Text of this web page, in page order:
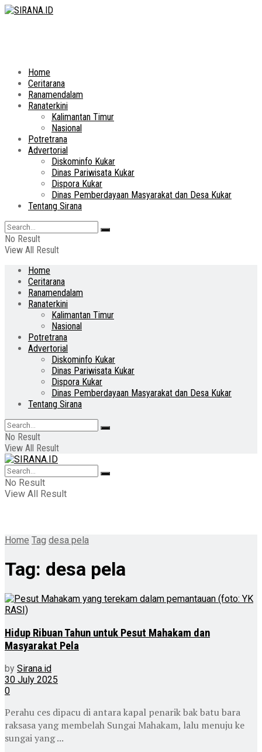
Home
Ceritarana
Ranamendalam
Ranaterkini
Kalimantan Timur
Nasional
Potretrana
Advertorial
Diskominfo Kukar
Dinas Pariwisata Kukar
Dispora Kukar
Dinas Pemberdayaan Masyarakat dan Desa Kukar
Tentang Sirana
No Result
View All Result
Home
Ceritarana
Ranamendalam
Ranaterkini
Kalimantan Timur
Nasional
Potretrana
Advertorial
Diskominfo Kukar
Dinas Pariwisata Kukar
Dispora Kukar
Dinas Pemberdayaan Masyarakat dan Desa Kukar
Tentang Sirana
No Result
View All Result
No Result
View All Result
Home Tag desa pela
Tag: desa pela
Hidup Ribuan Tahun untuk Pesut Mahakam dan
Masyarakat Pela
by Sirana.id
30 July 2025
0
Perahu ces dipacu di antara kapal penarik bak batu bara
raksasa yang membelah Sungai Mahakam, lalu menuju ke
sungai yang ...